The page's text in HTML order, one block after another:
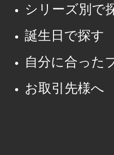
シリーズ別で
誕生日で探す
自分に合った
お取引先様へ